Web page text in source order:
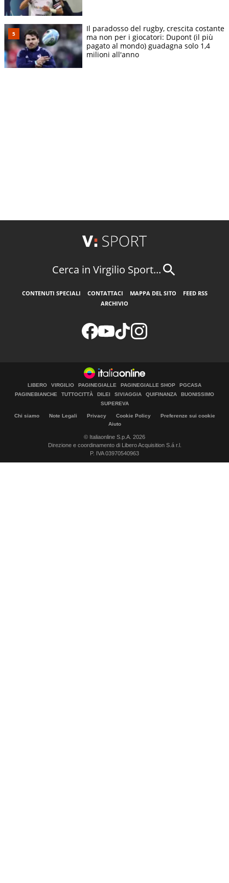
Il paradosso del rugby, crescita costante
ma non per i giocatori: Dupont (il più
pagato al mondo) guadagna solo 1,4
milioni all'anno
Cerca in Virgilio Sport...
CONTENUTI SPECIALI CONTATTACI MAPPA DEL SITO
FEED RSS
ARCHIVIO
LIBERO VIRGILIO PAGINEGIALLE PAGINEGIALLE SHOP
PGCASA
PAGINEBIANCHE
TUTTOCITTÀ DILEI SIVIAGGIA QUIFINANZA
BUONISSIMO
SUPEREVA
Chi siamo Note Legali Privacy Cookie Policy
Preferenze sui cookie
Aiuto
© Italiaonline S.p.A. 2026
Direzione e coordinamento di Libero Acquisition S.á r.l.
P. IVA 03970540963